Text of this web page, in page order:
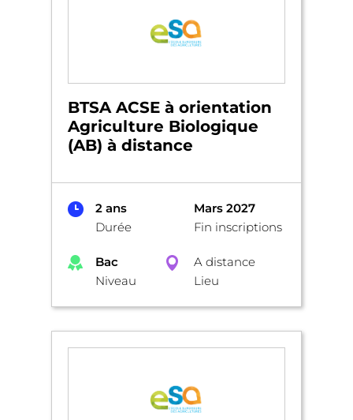
BTSA ACSE à orientation
Agriculture Biologique
(AB) à distance
2 ans
Durée
Mars 2027
Fin inscriptions
Bac
Niveau
A distance
Lieu